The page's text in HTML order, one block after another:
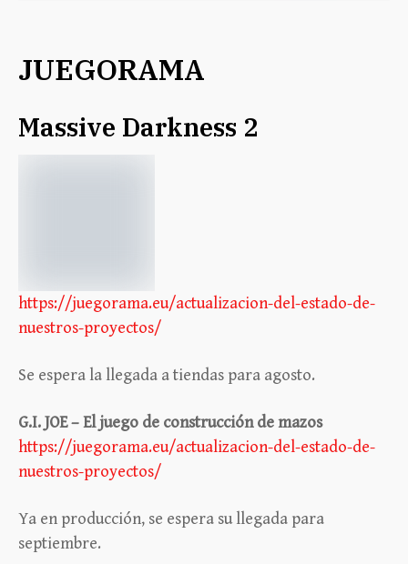
JUEGORAMA
Massive Darkness 2
https://juegorama.eu/actualizacion-del-estado-de-
nuestros-proyectos/
Se espera la llegada a tiendas para agosto.
G.I. JOE – El juego de construcción de mazos
https://juegorama.eu/actualizacion-del-estado-de-
nuestros-proyectos/
Ya en producción, se espera su llegada para
septiembre.